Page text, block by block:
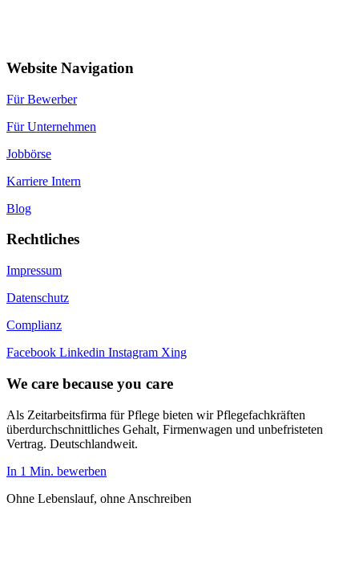
Website Navigation
Für Bewerber
Für Unternehmen
Jobbörse
Karriere Intern
Blog
Rechtliches
Impressum
Datenschutz
Complianz
Facebook Linkedin Instagram Xing
We care because you care
Als Zeitarbeitsfirma für Pflege bieten wir Pflegefachkräften
überdurchschnittliches Gehalt, Firmenwagen und unbefristeten
Vertrag. Deutschlandweit.
In 1 Min. bewerben
Ohne Lebenslauf, ohne Anschreiben